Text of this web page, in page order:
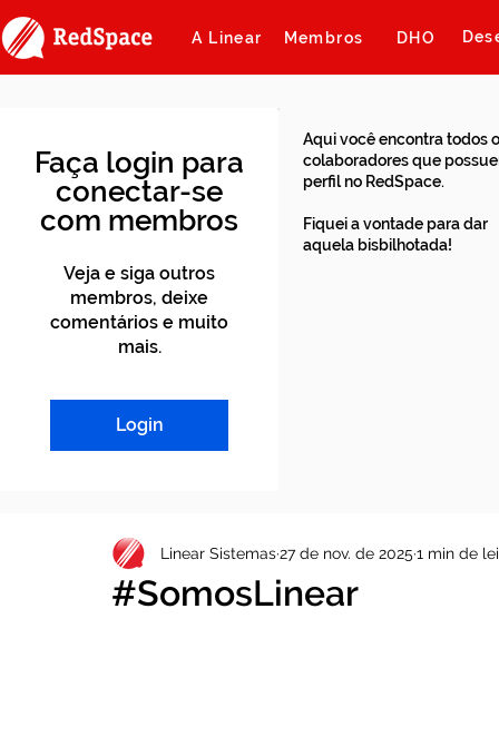
A Linear Membros DHO
Faça login para
conectar-se
com membros
Veja e siga outros
membros, deixe
comentários e muito
mais.
Login
Aqui você encontra todos
colaboradores que
perfil no RedSpace.
Fiquei a vontade para dar
aquela bisbilhotada!
#SomosLinear
Linear Sistemas27 de nov. de 2025 1 min de